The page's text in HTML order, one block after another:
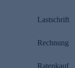
Lastschrift
Rechnung
Ratenkauf